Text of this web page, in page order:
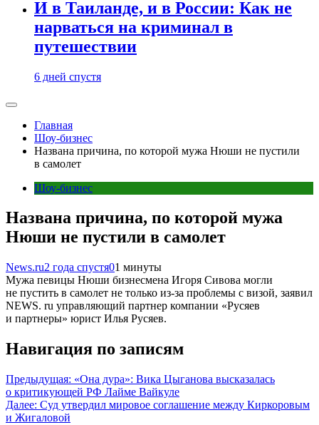
И в Таиланде, и в России: Как не
нарваться на криминал в
путешествии
6 дней спустя
Главная
Шоу-бизнес
Названа причина, по которой мужа Нюши не пустили
в самолет
Шоу-бизнес
Названа причина, по которой мужа
Нюши не пустили в самолет
News.ru2 года спустя01 минуты
Мужа певицы Нюши бизнесмена Игоря Сивова могли
не пустить в самолет не только из-за проблемы с визой, заявил
NEWS. ru управляющий партнер компании «Русяев
и партнеры» юрист Илья Русяев.
Навигация по записям
Предыдущая: «Она дура»: Вика Цыганова высказалась
о критикующей РФ Лайме Вайкуле
Далее: Суд утвердил мировое соглашение между Киркоровым
и Жигаловой